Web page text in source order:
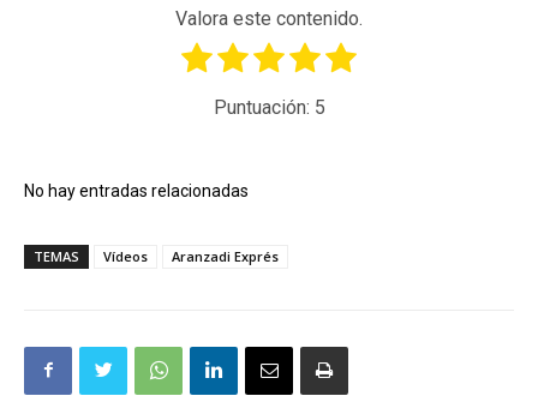
Valora este contenido.
Puntuación: 5
No hay entradas relacionadas
TEMAS Vídeos Aranzadi Exprés